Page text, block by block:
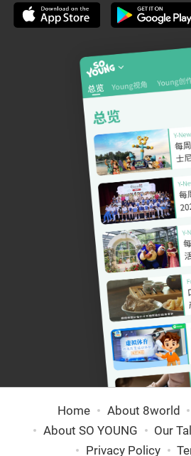
Home About 8world
About SO YOUNG
Our
Privacy Policy